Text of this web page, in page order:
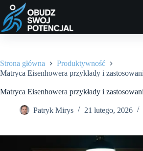
Przejdź
treści
Strona główna
Produktywność
Matryca Eisenhowera przykłady i
Matryca Eisenhowera przykłady i
Patryk Mirys 21 lutego, 2026